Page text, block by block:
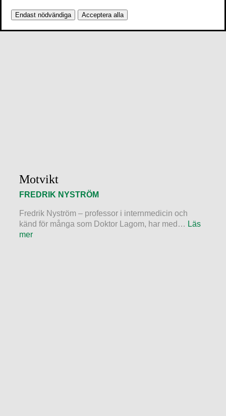
Motvikt
FREDRIK NYSTRÖM
Fredrik Nyström – professor i internmedicin och
känd för många som Doktor Lagom, har med… Läs
mer
Endast nödvändiga Acceptera alla